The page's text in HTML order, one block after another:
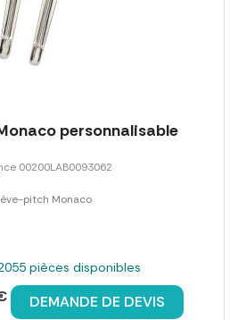
personnalisable
00200LAB0093062
pitch Monaco
pièces disponibles
DEMANDE DE DEVIS